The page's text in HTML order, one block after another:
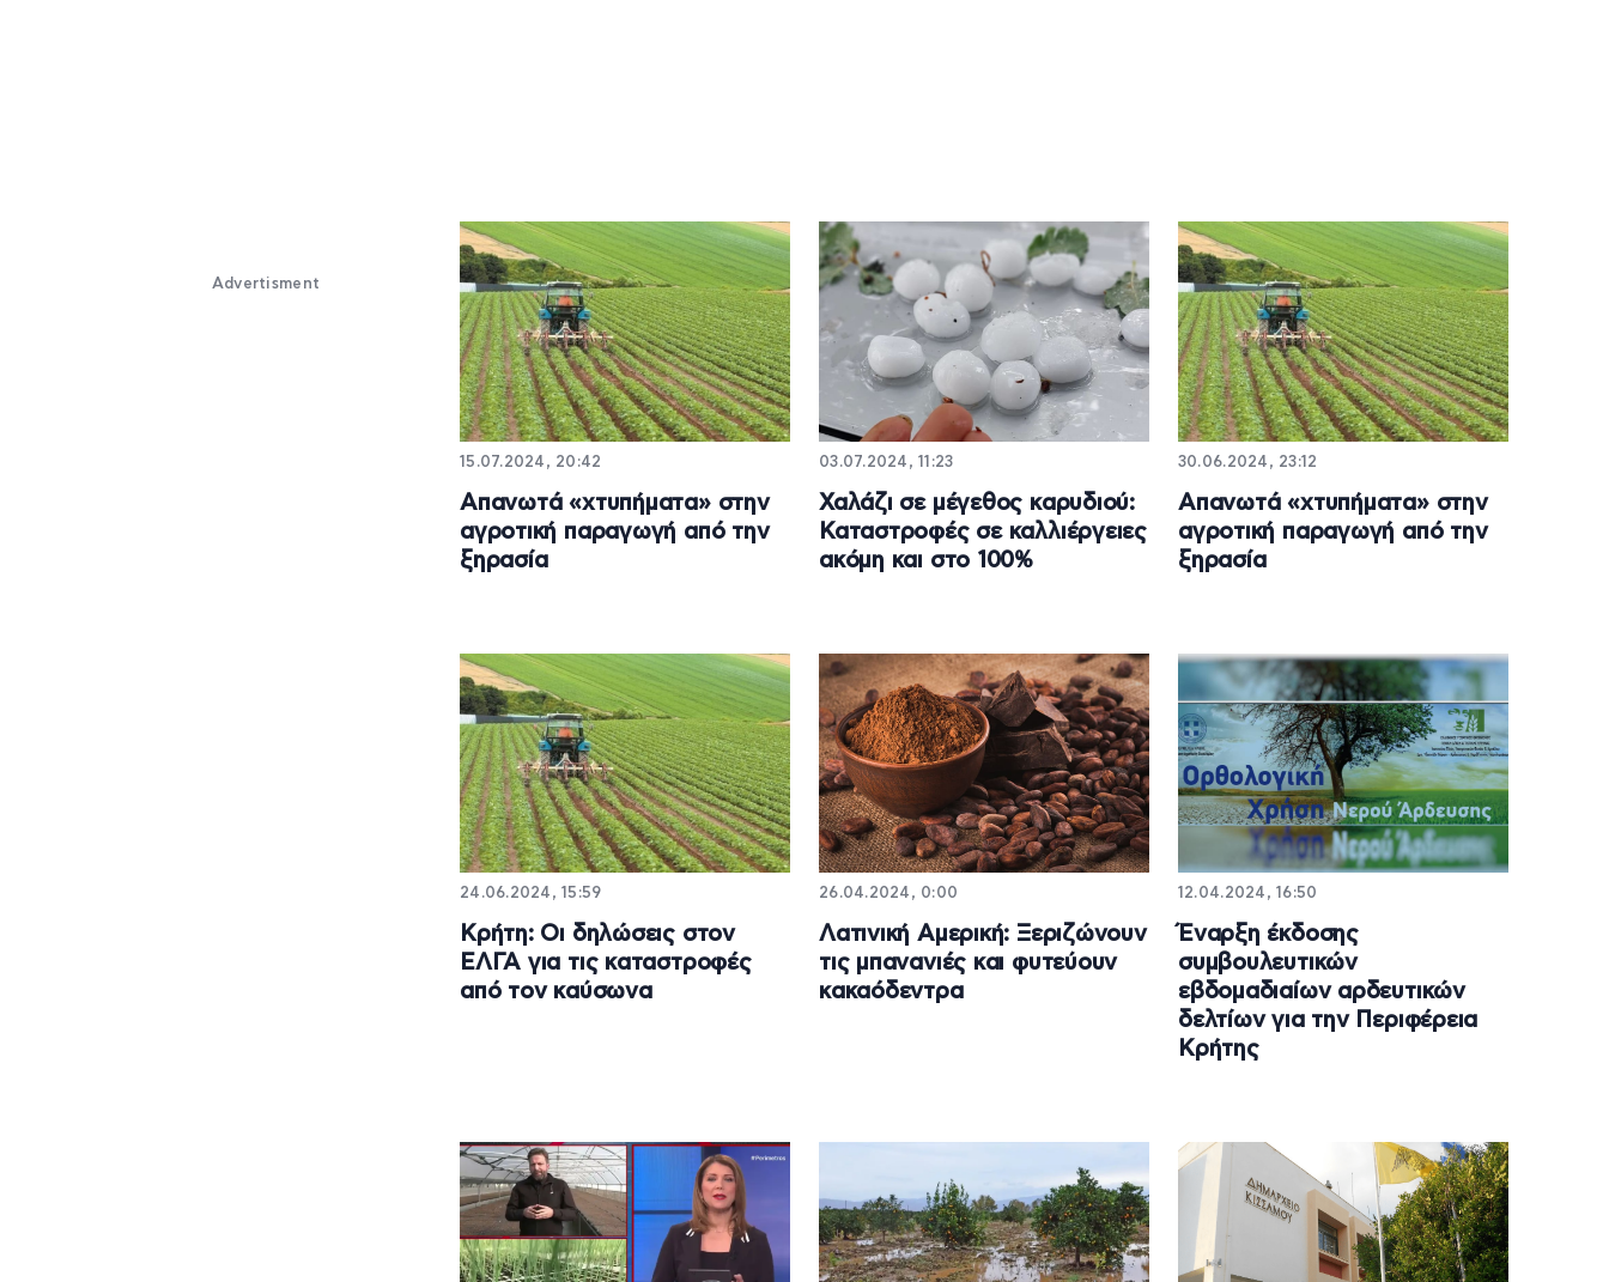
Advertisment
15.07.2024, 20:42
Απανωτά «χτυπήματα» στην
αγροτική παραγωγή από την
ξηρασία
03.07.2024, 11:23
Χαλάζι σε μέγεθος καρυδιού:
Καταστροφές σε καλλιέργειες
ακόμη και στο 100%
30.06.2024, 23:12
Απανωτά «χτυπήματα» στην
αγροτική παραγωγή από την
ξηρασία
24.06.2024, 15:59
Κρήτη: Οι δηλώσεις στον
ΕΛΓΑ για τις καταστροφές
από τον καύσωνα
26.04.2024, 0:00
Λατινική Αμερική: Ξεριζώνουν
τις μπανανιές και φυτεύουν
κακαόδεντρα
12.04.2024, 16:50
Έναρξη έκδοσης
συμβουλευτικών
εβδομαδιαίων αρδευτικών
δελτίων για την Περιφέρεια
Κρήτης